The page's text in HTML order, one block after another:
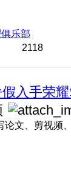
乐部
2118
入手荣